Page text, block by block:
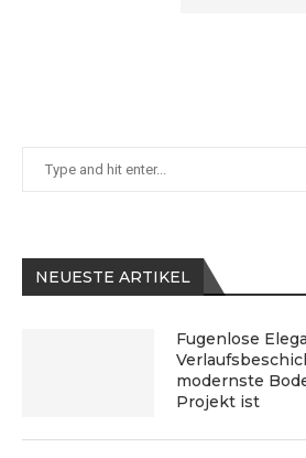
NEUESTE ARTIKEL
Fugenlose
modernste
Projekt ist